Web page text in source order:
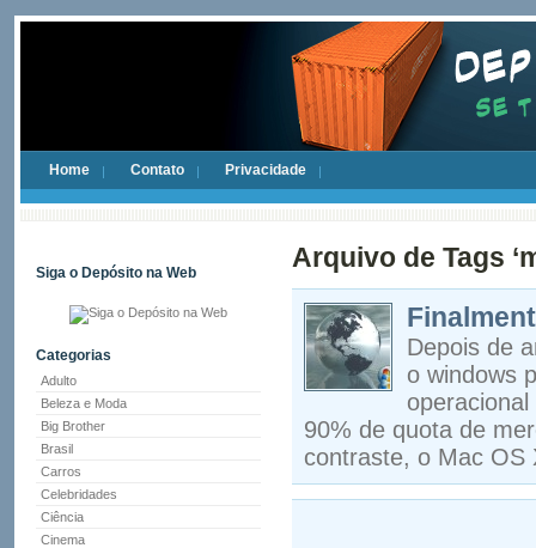
Home Contato Privacidade
Siga o Depósito na Web
Categorias
Adulto
Beleza e Moda
Big Brother
Brasil
Carros
Celebridades
Ciência
Cinema
Arquivo de Tags
Depois de
o windows
90% de quota de
contraste, o Mac OS